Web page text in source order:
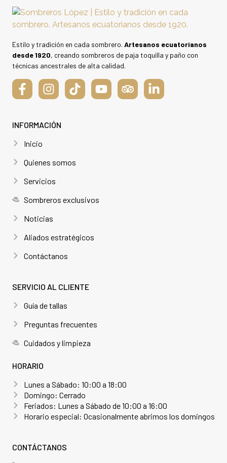
Estilo y tradición en cada sombrero. Artesanos ecuatorianos
desde 1920, creando sombreros de paja toquilla y paño con
técnicas ancestrales de alta calidad.
INFORMACIÓN
Inicio
Quienes somos
Servicios
Sombreros exclusivos
Noticias
Aliados estratégicos
Contáctanos
SERVICIO AL CLIENTE
Guía de tallas
Preguntas frecuentes
Cuidados y limpieza
HORARIO
Lunes a Sábado: 10:00 a 18:00
Domingo: Cerrado
Feriados: Lunes a Sábado de 10:00 a 16:00
Horario especial: Ocasionalmente abrimos los domingos
CONTÁCTANOS